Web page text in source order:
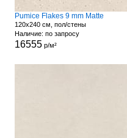
Pumice Flakes 9 mm Matte
120x240 см, пол/стены
Наличие: по запросу
16555р/м²